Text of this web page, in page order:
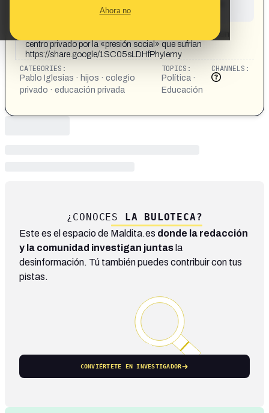
Ahora no
Iglesias sostiene que escolarizó a dos de sus hijos en un
centro privado por la «presión social» que sufrían
https://share.google/1SC05sLDHfPhyIemy
CATEGORIES:
Pablo Iglesias · hijos · colegio
privado · educación privada
TOPICS:
Política ·
Educación
CHANNELS:
¿CONOCES LA BULOTECA?
Este es el espacio de Maldita.es donde la redacción
y la comunidad investigan juntas la
desinformación. Tú también puedes contribuir con tus
pistas.
CONVIÉRTETE EN INVESTIGADOR